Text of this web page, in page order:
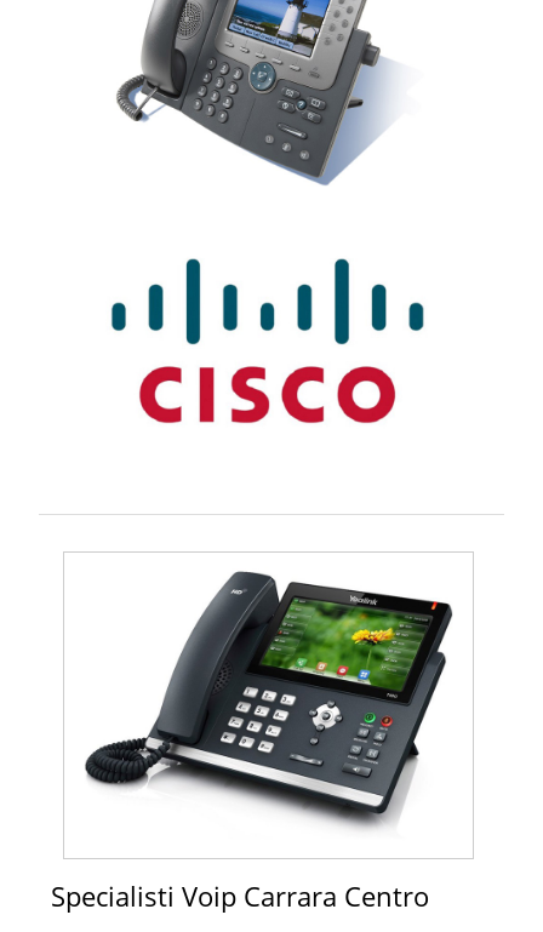
Specialisti Voip Carrara Centro